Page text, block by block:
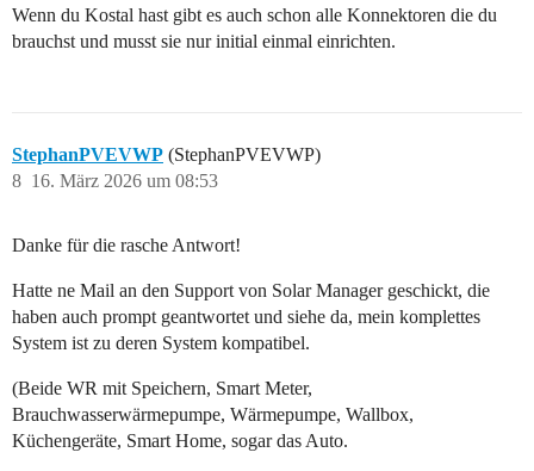
Wenn du Kostal hast gibt es auch schon alle Konnektoren die du
brauchst und musst sie nur initial einmal einrichten.
StephanPVEVWP (StephanPVEVWP)
16. März 2026 um 08:53
8
Danke für die rasche Antwort!
Hatte ne Mail an den Support von Solar Manager geschickt, die
haben auch prompt geantwortet und siehe da, mein komplettes
System ist zu deren System kompatibel.
(Beide WR mit Speichern, Smart Meter,
Brauchwasserwärmepumpe, Wärmepumpe, Wallbox,
Küchengeräte, Smart Home, sogar das Auto.